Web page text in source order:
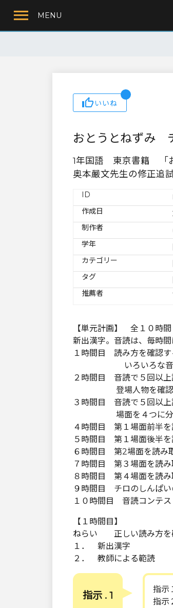
MENU
いいね
おとうとねずみ
1年国語 東京書籍 「お
奥本嚴文先生の修正追
ID
作成日
制作者
学年
カテゴリー
タグ
推薦者
【単元計画】 全１０時
新出漢字。音読は、毎時間
１時間目 読み方を確認す
いろいろな音読の
２時間目 音読で５回以上
登場人物を確認す
３時間目 音読で５回以上
場面を４つに分け
４時間目 第１場面前半を
５時間目 第１場面後半を
６時間目 第2場面を読み
７時間目 第３場面を読み
８時間目 第４場面を読み
９時間目 チロのしんぱい
１０時間目 音読コンテス
【１時間目】
ねらい 正しい読み方を
１． 新出漢字
２． 教師による範読
指示 . 1
指示
指示